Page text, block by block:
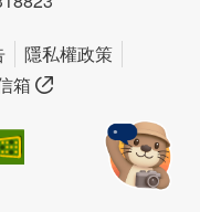
隱私權政策
箱